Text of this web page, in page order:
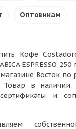
Оптовикам
Кофе
ESPRESSO
Восток по
Товар в
и